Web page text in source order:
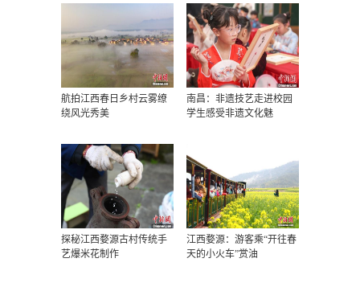
航拍江西春日乡村云雾缭
绕风光秀美
南昌：非遗技艺走进校园
学生感受非遗文化魅
探秘江西婺源古村传统手
艺爆米花制作
江西婺源：游客乘“开往春
天的小火车”赏油